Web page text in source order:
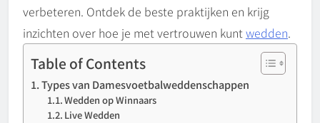
verbeteren. Ontdek de beste praktijken en krijg
inzichten over hoe je met vertrouwen kuntwedden.
Table of Contents
Types van Damesvoetbalweddenschappen
Wedden op Winnaars
Live Wedden